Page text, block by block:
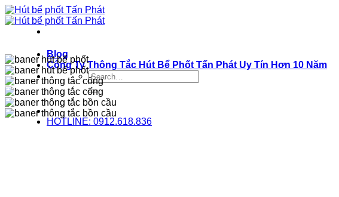
Bỏ
qua
Blog
Công Ty Thông Tắc Hút Bể Phốt Tấn Phát Uy Tín Hơn 10 Năm
HOTLINE: 0912.618.836